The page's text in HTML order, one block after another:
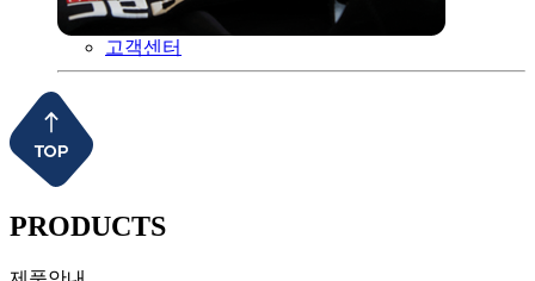
고객센터
PRODUCTS